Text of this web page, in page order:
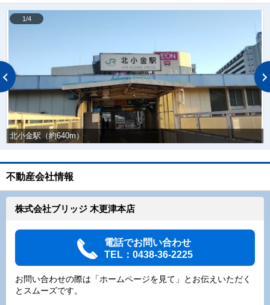
北小金駅（約640m）
1/4
不動産会社情報
株式会社ブリッジ 木更津本店
電話でお問い合わせ
TEL：0438-36-2225
お問い合わせの際は「ホームページを見て」とお伝えいただく
とスムーズです。